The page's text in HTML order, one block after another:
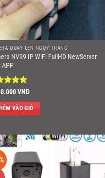
QUAY LÉN NGỤY TRANG
NV99 IP WiFi FullHD NewServer
APP
xếpVNĐ
VÀO GIỎ